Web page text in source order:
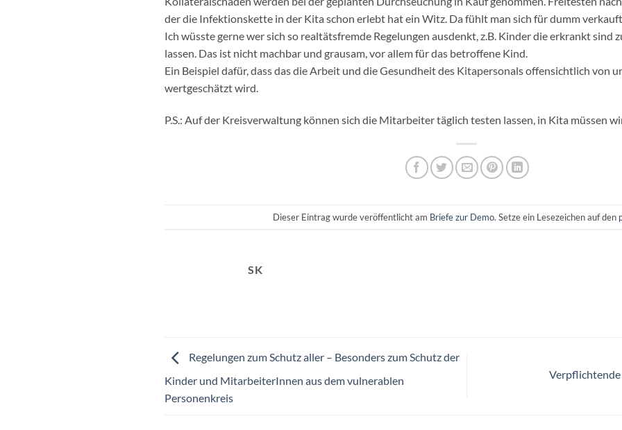
der die Infektionskette in der Kita schon erlebt hat ein Witz. Da fühlt man sich für dumm
Ich wüsste gerne wer sich so realtätsfremde Regelungen ausdenkt, z.B. Kinder die erkrankt sind
lassen. Das ist nicht machbar und grausam, vor allem für das betroffene Kind.
Ein Beispiel dafür, dass das die Arbeit und die Gesundheit des Kitapersonals offensichtlich von
wertgeschätzt wird.
P.S.: Auf der Kreisverwaltung können sich die Mitarbeiter täglich testen lassen, in Kita müssen
Dieser Eintrag wurde veröffentlicht am Briefe zur Demo. Setze ein Lesezeichen auf den
SK
Regelungen zum Schutz aller – Besonders zum Schutz der
Kinder und MitarbeiterInnen aus dem vulnerablen
Personenkreis